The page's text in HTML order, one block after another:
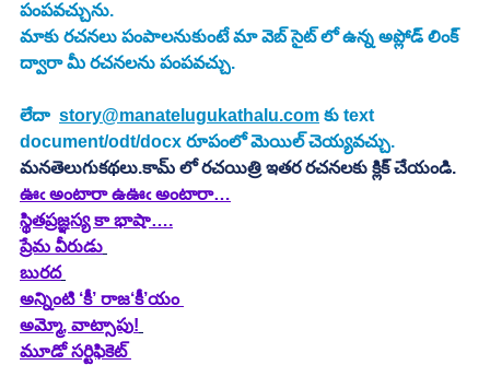
పంపవచ్చును.
మాకు రచనలు పంపాలనుకుంటే మా వెబ్ సైట్ లో ఉన్న అప్లోడ్ లింక్
ద్వారా మీ రచనలను పంపవచ్చు.
లేదా story@manatelugukathalu.com కు text
document/odt/docx రూపంలో మెయిల్ చెయ్యవచ్చు.
మనతెలుగుకథలు.కామ్ లో రచయిత్రి ఇతర రచనలకు క్లిక్ చేయండి.
ఊఁ అంటారా ఉఊఁ అంటారా…
స్థితప్రజ్ఞస్య కా భాషా….
ప్రేమ వీరుడు
బురద
అన్నింటి ‘కీ’ రాజ‘కీ’యం
అమ్మో, వాట్సాపు!